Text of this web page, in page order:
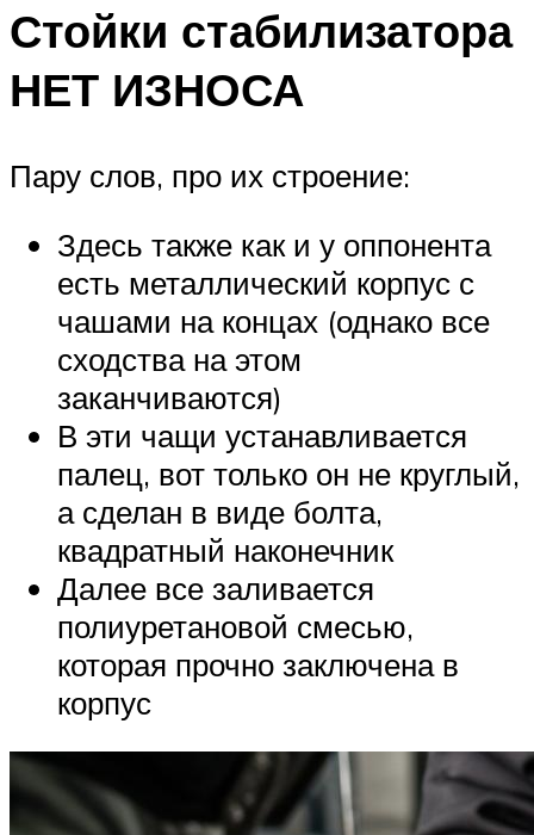
Стойки стабилизатора
НЕТ ИЗНОСА
Пару слов, про их строение:
Здесь также как и у оппонента
есть металлический корпус с
чашами на концах (однако все
сходства на этом
заканчиваются)
В эти чащи устанавливается
палец, вот только он не круглый,
а сделан в виде болта,
квадратный наконечник
Далее все заливается
полиуретановой смесью,
которая прочно заключена в
корпус